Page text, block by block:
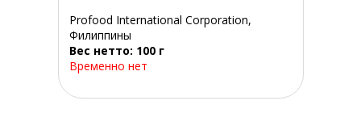
Profood International Corporation,
Филиппины
Вес нетто: 100 г
Временно нет